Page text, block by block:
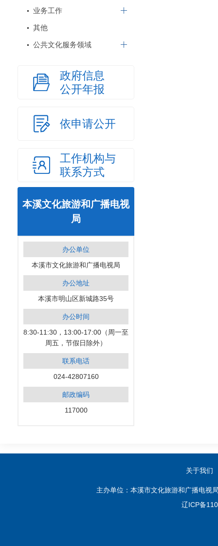
业务工作
其他
公共文化服务领域
政府信息
公开年报
依申请公开
工作机构与
联系方式
本溪文化旅游和广播电视
局
办公单位
本溪市文化旅游和广播电视局
办公地址
本溪市明山区新城路35号
办公时间
8:30-11:30，13:00-17:00（周一至
周五，节假日除外）
联系电话
024-42807160
邮政编码
117000
关于我们
主办单位：本溪市文化旅游和广播电
辽ICP备